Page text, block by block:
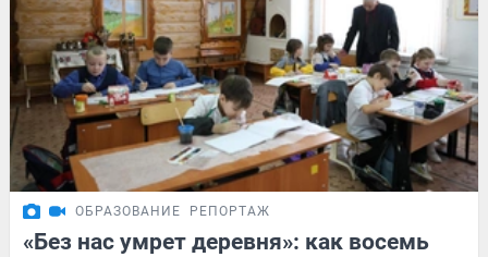
ОБРАЗОВАНИЕ РЕПОРТАЖ
«Без нас умрет деревня»: как восемь